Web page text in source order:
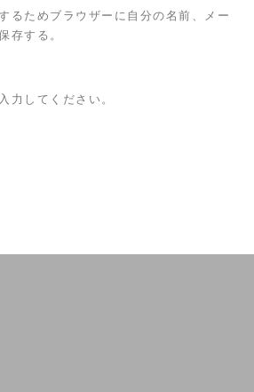
るためブラウザーに自分の名前、メー
存する。
力してください。